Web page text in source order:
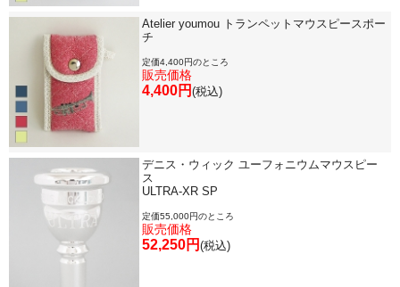
Atelier youmou トランペットマウスピースポー
チ
定価4,400円のところ
販売価格
4,400円 (税込)
デニス・ウィック ユーフォニウムマウスピー
ス
ULTRA-XR SP
定価55,000円のところ
販売価格
52,250円 (税込)